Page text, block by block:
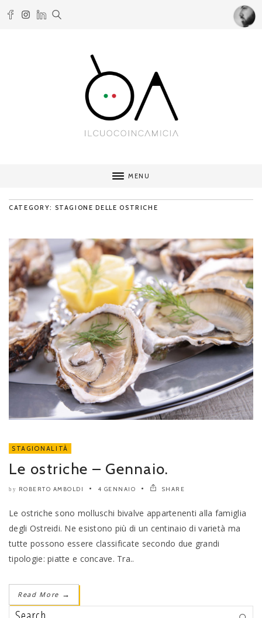
MENU
CATEGORY: STAGIONE DELLE OSTRICHE
STAGIONALITÀ
Le ostriche – Gennaio.
by ROBERTO AMBOLDI 4 GENNAIO SHARE
Le ostriche sono molluschi bivalve appartenenti alla famiglia
degli Ostreidi. Ne esistono più di un centinaio di varietà ma
tutte possono essere classificate secondo due grandi
tipologie: piatte e concave. Tra..
Read More →